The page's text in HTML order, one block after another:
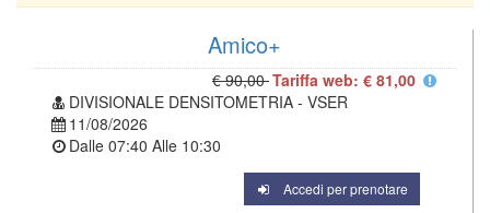
Amico+
€ 90,00Tariffa web: € 81,00
DIVISIONALE DENSITOMETRIA - VSER
11/08/2026
Dalle 07:40 Alle 10:30
Accedi per prenotare